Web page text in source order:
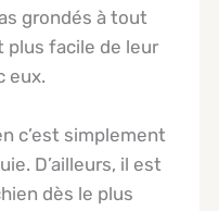
grondés à tout
plus facile de leur
eux.
c’est simplement
D’ailleurs, il est
dès le plus